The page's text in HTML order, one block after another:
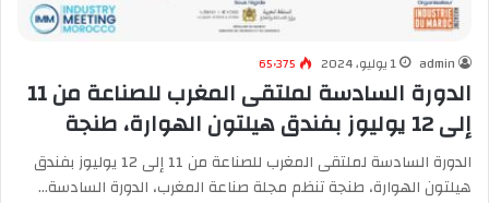
admin 1 يوليو، 2024 65٬375
الدورة السادسة لملتقى المغرب للصناعة من 11
إلى 12 يوليوز بفندق هيلتون الهوارة، طنجة
الدورة السادسة لملتقى المغرب للصناعة من 11 إلى 12 يوليوز بفندق
هيلتون الهوارة، طنجة تنظم مجلة صناعة المغرب، الدورة السادسة…